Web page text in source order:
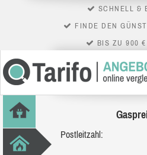
SCHNELL &
FINDE DEN
BIS ZU 900 €
Postleitzahl: